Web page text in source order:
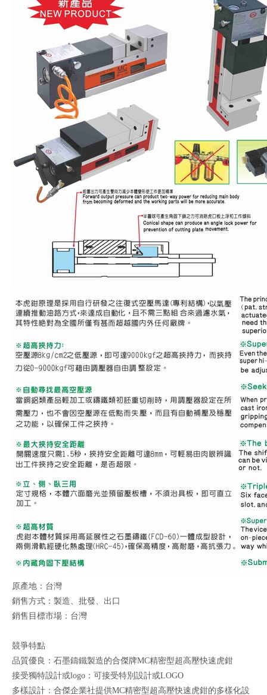
原產地：台灣
銷售方式：製造、批發、出口
銷售目標市場：台灣
競爭特點
品質優良：石墨鑄鐵製造的合傑牌MC精密型超高壓快速虎鉗
接受獨特設計或logo：可接受特別設計或LOGO
多樣設計：合傑企業社提供MC精密型超高壓快速虎鉗的多樣化設